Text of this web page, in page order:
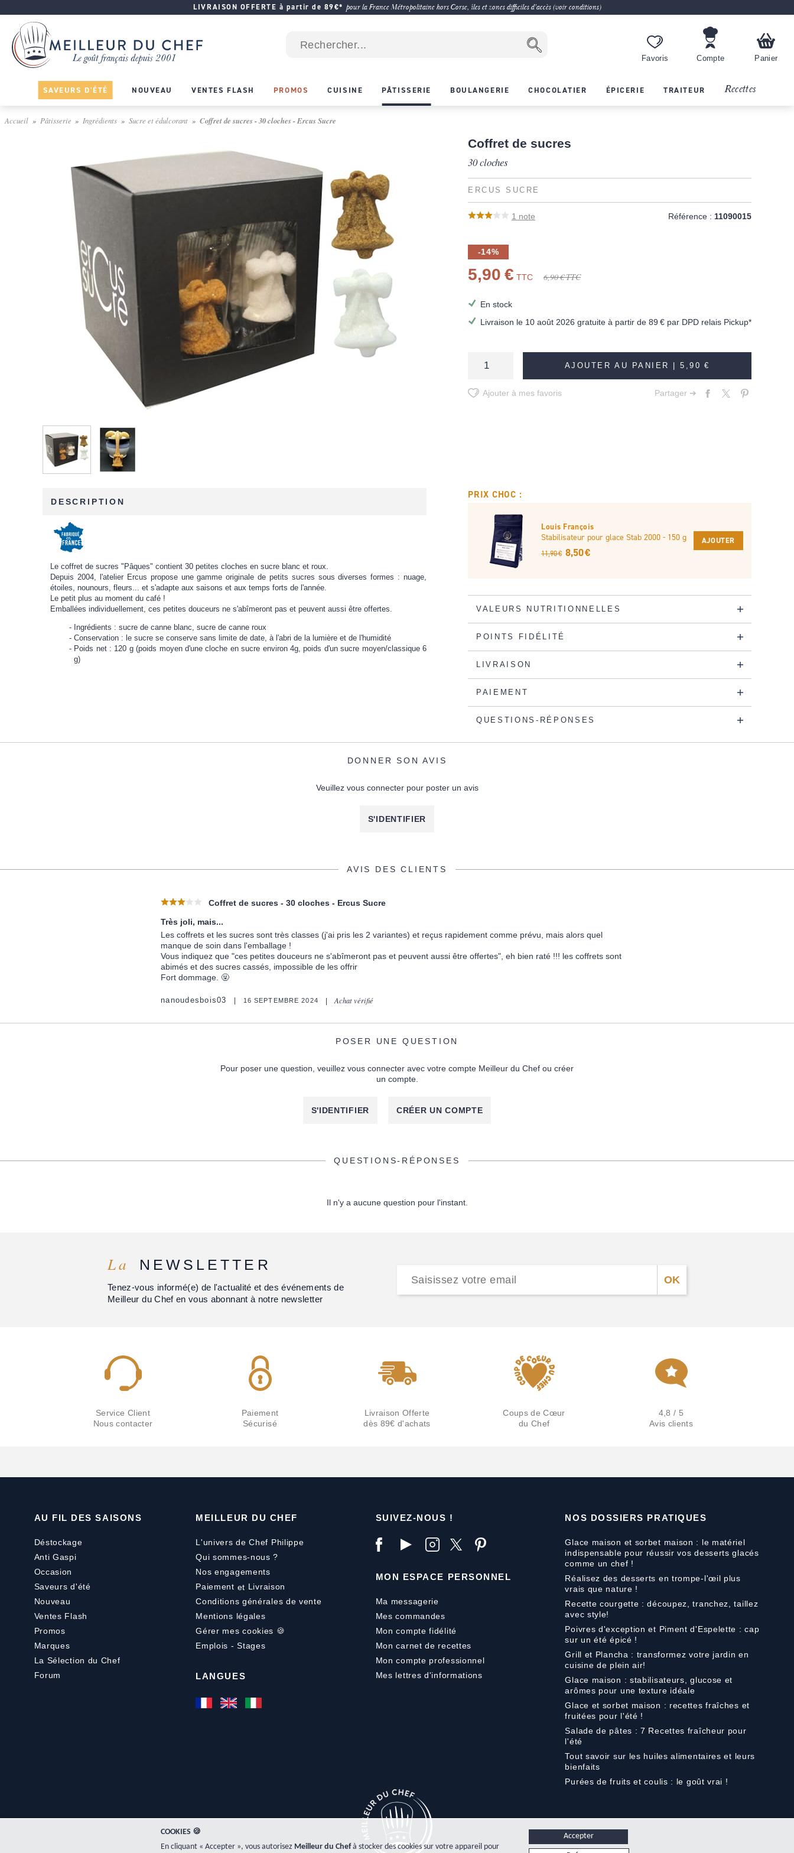
LIVRAISON OFFERTE à partir de 89€* pour la France Métropolitaine hors Corse, îles et zones difficiles d'accès (voir conditions)
Favoris Compte Panier
SAVEURS D'ÉTÉ NOUVEAU VENTES FLASH PROMOS CUISINE PÂTISSERIE BOULANGERIE CHOCOLATIER ÉPICERIE TRAITEUR Recettes
Accueil Pâtisserie Ingrédients Sucre et édulcorant Coffret de sucres - 30 cloches - Ercus Sucre
Coffret de sucres
30 cloches
ERCUS SUCRE
1 note Référence : 11090015
-14%
5,90 € TTC 6,90 €TTC
En stock
Livraison le 10 août 2026 gratuite à partir de 89 € par DPD relais Pickup*
AJOUTER AU PANIER |5,90 €
Ajouter à mes favoris Partager ➔
DESCRIPTION
Le coffret de sucres "Pâques" contient 30 petites cloches en sucre blanc et roux.
Depuis 2004, l'atelier Ercus propose une gamme originale de petits sucres sous diverses formes : nuage,
étoiles, nounours, fleurs... et s'adapte aux saisons et aux temps forts de l'année.
Le petit plus au moment du café !
Emballées individuellement, ces petites douceurs ne s'abîmeront pas et peuvent aussi être offertes.
Ingrédients : sucre de canne blanc, sucre de canne roux
Conservation : le sucre se conserve sans limite de date, à l'abri de la lumière et de l'humidité
Poids net : 120 g (poids moyen d'une cloche en sucre environ 4g, poids d'un sucre moyen/classique 6
g)
PRIX CHOC :
Louis François
Stabilisateur pour glace Stab 2000 - 150 g
11,90 € 8,50 €
AJOUTER
VALEURS NUTRITIONNELLES
POINTS FIDÉLITÉ
LIVRAISON
PAIEMENT
QUESTIONS-RÉPONSES
DONNER SON AVIS
Veuillez vous connecter pour poster un avis
S'IDENTIFIER
AVIS DES CLIENTS
Coffret de sucres - 30 cloches - Ercus Sucre
Très joli, mais...
Les coffrets et les sucres sont très classes (j'ai pris les 2 variantes) et reçus rapidement comme prévu, mais alors quel
manque de soin dans l'emballage !
Vous indiquez que "ces petites douceurs ne s'abîmeront pas et peuvent aussi être offertes", eh bien raté !!! les coffrets sont
abimés et des sucres cassés, impossible de les offrir
Fort dommage. 🤬
nanoudesbois03 16 SEPTEMBRE 2024 Achat vérifié
POSER UNE QUESTION
Pour poser une question, veuillez vous connecter avec votre compte Meilleur du Chef ou créer
un compte.
S'IDENTIFIER CRÉER UN COMPTE
QUESTIONS-RÉPONSES
Il n'y a aucune question pour l'instant.
La NEWSLETTER
Tenez-vous informé(e) de l'actualité et des événements de
Meilleur du Chef en vous abonnant à notre newsletter
Service Client
Nous contacter
Paiement
Sécurisé
Livraison Offerte
dès 89€ d'achats
Coups de Cœur
du Chef
4,8 / 5
Avis clients
AU FIL DES SAISONS
Déstockage
Anti Gaspi
Occasion
Saveurs d'été
Nouveau
Ventes Flash
Promos
Marques
La Sélection du Chef
Forum
MEILLEUR DU CHEF
L'univers de Chef Philippe
Qui sommes-nous ?
Nos engagements
Paiement et Livraison
Conditions générales de vente
Mentions légales
Gérer mes cookies 🍪
Emplois - Stages
LANGUES
SUIVEZ-NOUS !
MON ESPACE PERSONNEL
Ma messagerie
Mes commandes
Mon compte fidélité
Mon carnet de recettes
Mon compte professionnel
Mes lettres d'informations
NOS DOSSIERS PRATIQUES
Glace maison et sorbet maison : le matériel
indispensable pour réussir vos desserts glacés
comme un chef !
Réalisez des desserts en trompe-l'œil plus
vrais que nature !
Recette courgette : découpez, tranchez, taillez
avec style!
Poivres d'exception et Piment d'Espelette : cap
sur un été épicé !
Grill et Plancha : transformez votre jardin en
cuisine de plein air!
Glace maison : stabilisateurs, glucose et
arômes pour une texture idéale
Glace et sorbet maison : recettes fraîches et
fruitées pour l'été !
Salade de pâtes : 7 Recettes fraîcheur pour
l'été
Tout savoir sur les huiles alimentaires et leurs
bienfaits
Purées de fruits et coulis : le goût vrai !
COOKIES 🍪
En cliquant « Accepter », vous autorisez Meilleur du Chefà stocker des cookies sur votre appareil pour
Accepter